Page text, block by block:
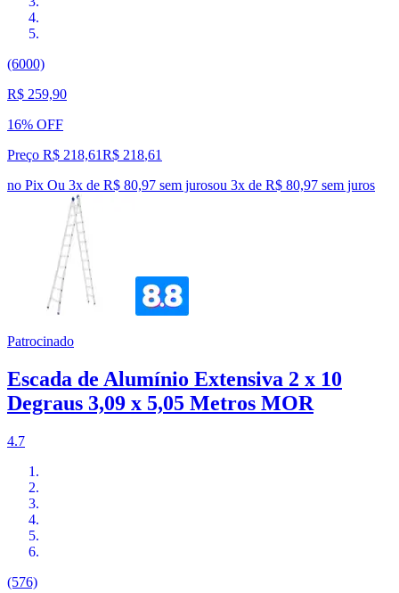
(6000)
R$ 259,90
16% OFF
Preço R$ 218,61R$ 218,61
no Pix Ou 3x de R$ 80,97 sem jurosou 3x de R$ 80,97 sem juros
Patrocinado
Escada de Alumínio Extensiva 2 x 10
Degraus 3,09 x 5,05 Metros MOR
4.7
(576)